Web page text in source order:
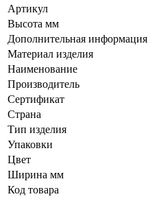
Артикул
Высота мм
Дополнительная информация
Материал изделия
Наименование
Производитель
Сертификат
Страна
Тип изделия
Упаковки
Цвет
Ширина мм
Код товара